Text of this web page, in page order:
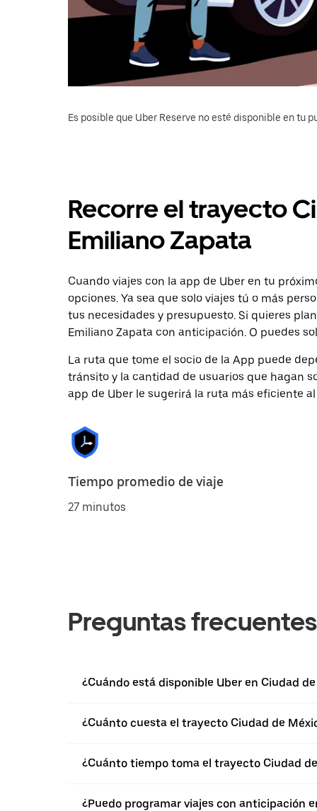
Es posible que Uber Reserve no esté disponible en tu
Recorre el trayecto
Emiliano Zapata
Cuando viajes con la app de Uber en tu
opciones. Ya sea que solo viajes tú o más
tus necesidades y presupuesto. Si quieres
Emiliano Zapata con anticipación. O puedes
La ruta que tome el socio de la App puede
tránsito y la cantidad de usuarios que hagan
app de Uber le sugerirá la ruta más eficiente
Tiempo promedio de viaje
27 minutos
Preguntas frecuentes
¿Cuándo está disponible Uber en Ciudad
¿Cuánto cuesta el trayecto Ciudad de
¿Cuánto tiempo toma el trayecto Ciudad
¿Puedo programar viajes con anticipación